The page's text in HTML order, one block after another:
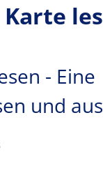
- Eine
und